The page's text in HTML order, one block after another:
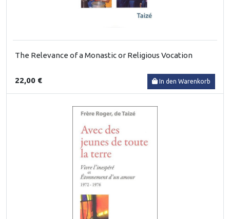
The Relevance of a Monastic or Religious Vocation
22,00 € In den Warenkorb